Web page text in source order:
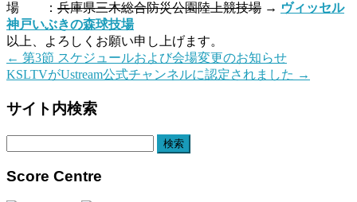
場 ： 兵庫県三木総合防災公園陸上競技場 → ヴィッセル
神戸いぶきの森球技場
以上、よろしくお願い申し上げます。
← 第3節 スケジュールおよび会場変更のお知らせ
KSLTVがUstream公式チャンネルに認定されました →
サイト内検索
Score Centre